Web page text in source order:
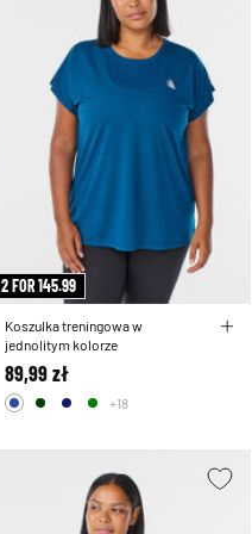
2 FOR 145.99
Koszulka treningowa w
jednolitym kolorze
89,99 zł
+18